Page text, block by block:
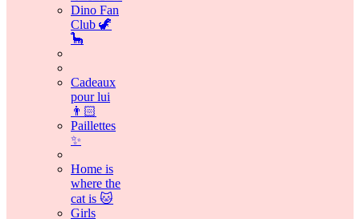
Dino Fan
Club 🦖
🦕
Cadeaux
pour lui
👨🏻
Paillettes
✨
Home is
where the
cat is 🐱
Girls